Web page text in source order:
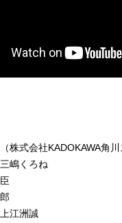
株式会社KADOKAWA角川
嶋くろね
江洲誠